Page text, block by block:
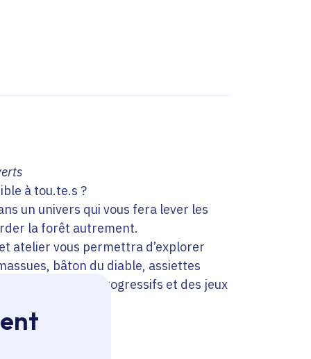
à tou.te.s ?
un univers qui vous fera lever les
la forêt autrement.
atelier vous permettra d’explorer
bâton du diable, assiettes
des exercices progressifs et des jeux